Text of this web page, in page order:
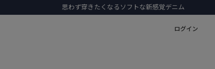
思わず穿きたくなるソフトな新感覚デニム
ログイン